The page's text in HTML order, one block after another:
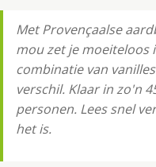
Met Provençaalse
mou zet je moeiteloos
combinatie van
verschil. Klaar in zo'n
personen. Lees snel
het is.